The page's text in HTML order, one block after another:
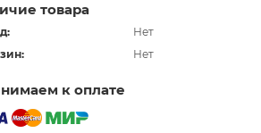
товара
Нет
Нет
к оплате